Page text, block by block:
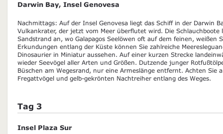
Darwin Bay, Insel Genovesa
Nachmittags: Auf der Insel Genovesa liegt das Schiff in der Darwin
Vulkankrater, der jetzt vom Meer überflutet wird. Die Schlauchboote
Sandstrand an, wo Galapagos Seelöwen oft auf dem feinen, weißen
Erkundungen entlang der Küste können Sie zahlreiche
Dinosaurier in Miniatur aussehen. Auf einer kurzen Strecke
wieder Seevögel aller Arten und Größen. Dutzende junger
Büschen am Wegesrand, nur eine Armeslänge entfernt. Achten Sie
Fregattvögel und gelb-gekrönten Nachtreiher entlang des Weges.
Tag 3
Insel Plaza Sur